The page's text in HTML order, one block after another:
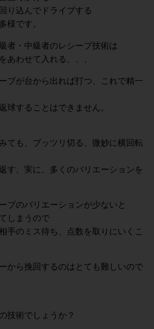
り込んでドライブする
様です。
者・中級者のレシーブ技術は
あわせて入れる、、、
ブが台から出れば打つ、これで精一
球することはできません。
ても、ブッツリ切る、微妙に横回転
す、実に、多くのバリエーションを
ブのバリエーションが少ないと
しまうので
手のミス待ち、
点数を取りにいくこ
から挽回するのはとても難しいので
技術でしょうか？